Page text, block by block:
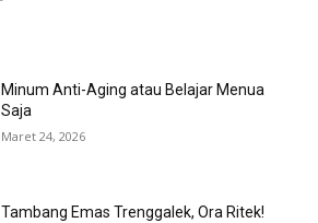
Minum Anti-Aging atau Belajar Menua
Saja
Maret 24, 2026
Tambang Emas Trenggalek, Ora Ritek!